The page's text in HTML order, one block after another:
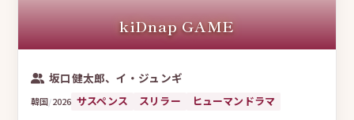
kiDnap GAME
坂口健太郎、イ・ジュンギ
韓国/2026 サスペンス スリラー ヒューマンドラマ